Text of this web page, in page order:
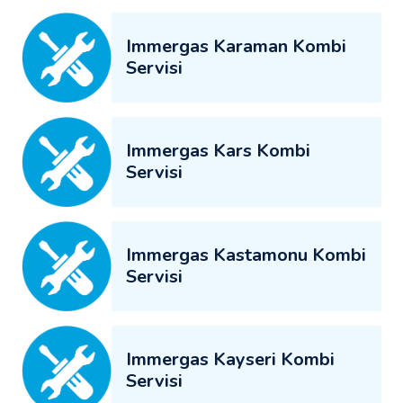
Immergas Karaman Kombi
Servisi
Immergas Kars Kombi
Servisi
Immergas Kastamonu Kombi
Servisi
Immergas Kayseri Kombi
Servisi